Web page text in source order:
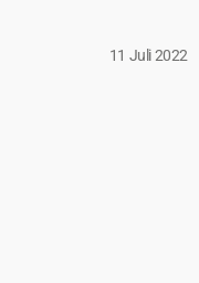
11 Juli 2022